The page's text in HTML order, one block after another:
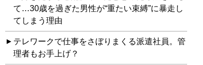
て…30歳を過ぎた男性が“重たい束縛”に暴走し
てしまう理由
テレワークで仕事をさぼりまくる派遣社員。管
理者もお手上げ？